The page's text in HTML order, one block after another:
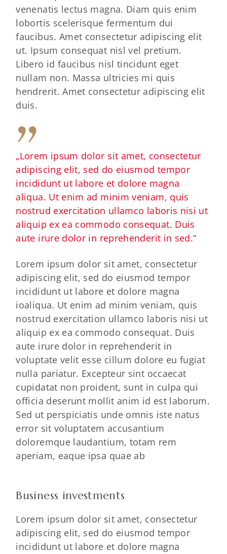
venenatis lectus magna. Diam quis enim
lobortis scelerisque fermentum dui
faucibus. Amet consectetur adipiscing elit
ut. Ipsum consequat nisl vel pretium.
Libero id faucibus nisl tincidunt eget
nullam non. Massa ultricies mi quis
hendrerit. Amet consectetur adipiscing elit
duis.
„Lorem ipsum dolor sit amet, consectetur
adipiscing elit, sed do eiusmod tempor
incididunt ut labore et dolore magna
aliqua. Ut enim ad minim veniam, quis
nostrud exercitation ullamco laboris nisi ut
aliquip ex ea commodo consequat. Duis
aute irure dolor in reprehenderit in sed.“
Lorem ipsum dolor sit amet, consectetur
adipiscing elit, sed do eiusmod tempor
incididunt ut labore et dolore magna
ioaliqua. Ut enim ad minim veniam, quis
nostrud exercitation ullamco laboris nisi ut
aliquip ex ea commodo consequat. Duis
aute irure dolor in reprehenderit in
voluptate velit esse cillum dolore eu fugiat
nulla pariatur. Excepteur sint occaecat
cupidatat non proident, sunt in culpa qui
officia deserunt mollit anim id est laborum.
Sed ut perspiciatis unde omnis iste natus
error sit voluptatem accusantium
doloremque laudantium, totam rem
aperiam, eaque ipsa quae ab
Business investments
Lorem ipsum dolor sit amet, consectetur
adipiscing elit, sed do eiusmod tempor
incididunt ut labore et dolore magna